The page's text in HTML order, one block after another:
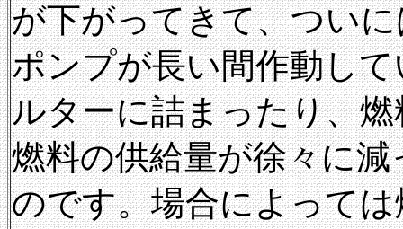
が下がってきて、つい
ポンプが長い間作動し
ルターに詰まったり、
燃料の供給量が徐々に
のです。場合によって